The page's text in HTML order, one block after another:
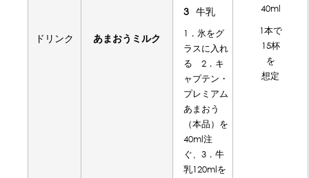
ドリンク あまおうミルク
3 牛乳
1．氷をグ
ラスに入れ
る 2．キ
ャプテン・
プレミアム
あまおう
（本品）を
40ml注
ぐ、3．牛
乳120mlを
40ml
1本で
15杯
を
想定